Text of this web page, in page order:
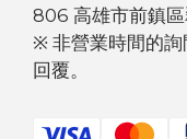
806 高雄市
※ 非營業時間的
回覆。